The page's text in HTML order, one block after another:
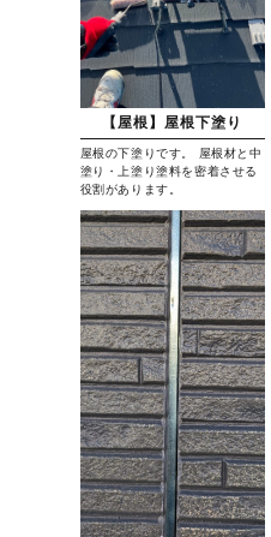
【屋根】屋根下塗り
屋根の下塗りです。 屋根材と中
塗り・上塗り塗料を密着させる
役割があります。